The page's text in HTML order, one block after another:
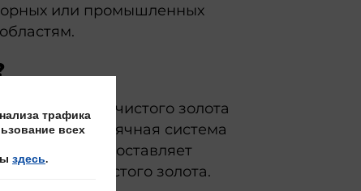
или промышленных
сколько чистого золота
в Европе тысячная система
из тысячи составляет
99,9% чистого золота.
трафика
всех
здесь.